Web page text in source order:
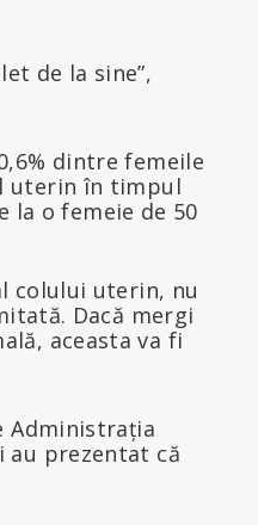
de la sine”,
dintre femeile
uterin în timpul
la o femeie de 50
colului uterin, nu
Dacă mergi
aceasta va fi
Administrația
au prezentat că